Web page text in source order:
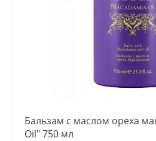
Бальзам с маслом ореха
Oil" 750 мл